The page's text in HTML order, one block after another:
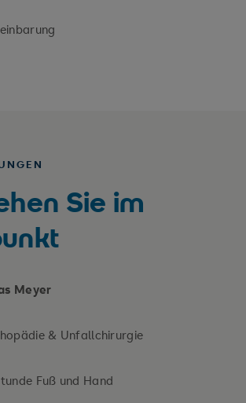
Sie im
Meyer
& Unfallchirurgie
Fuß und Hand